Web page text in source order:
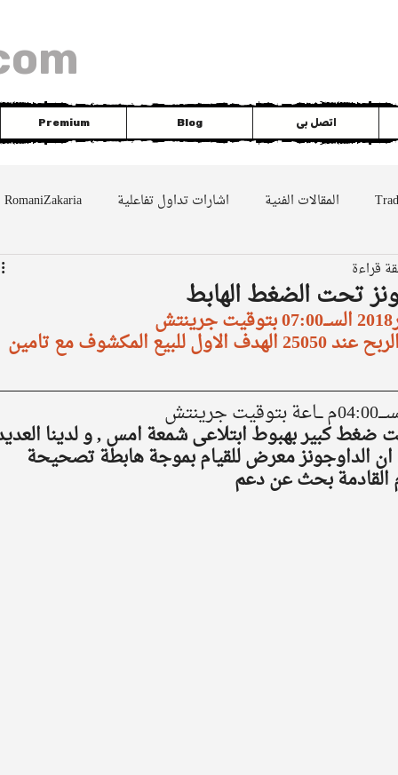
Premium Blog اتصل بى
المقالات الفنية اشارات تداول تفاعلية RomaniZakaria
تحت الضغط الهابط
الداوجونز ⁩ تم جنى اكثر من نصف الربح عند 25050 الهدف الاول للبيع المكشوف مع تامين
الداو جونز ادنى 25550 تحت ضغط كبير بهبوط ابتلاعى شمعة امس , و لدينا
ان الداوجونز معرض للقيام بموجة هابطة تصحيحة
القادمة بحث عن دعم